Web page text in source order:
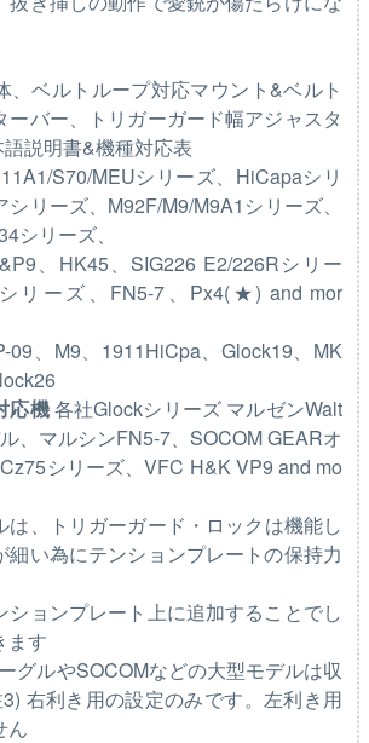
、ベルトループ対応マウント&ベルト
ーバー、トリガーガード幅アジャスタ
説明書&機種対応表
S70/MEUシリーズ、HiCapaシリ
リーズ、M92F/M9/M9A1シリーズ、
シリーズ、
、HK45、SIG226 E2/226Rシリー
リーズ、FN5-7、Px4(★) and mor
09、M9、1911HiCpa、Glock19、MK
応機各社Glockシリーズ マルゼンWalt
、マルシンFN5-7、SOCOM GEARオ
シリーズ、VFC H&K VP9 and mo
は、トリガーガード・ロックは機能し
細い為にテンションプレートの保持力
ションプレート上に追加することでし
ます
グルやSOCOMなどの大型モデルは収
右利き用の設定のみです。左利き用
ん